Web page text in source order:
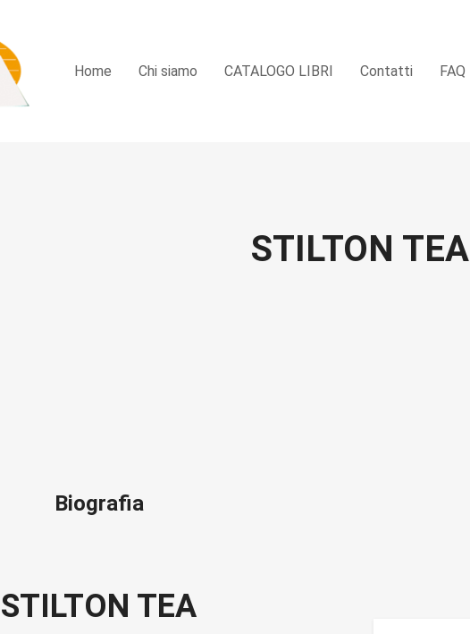
Home Chi siamo CATALOGO LIBRI Contatti FAQ
STILTON TEA
Biografia
STILTON TEA